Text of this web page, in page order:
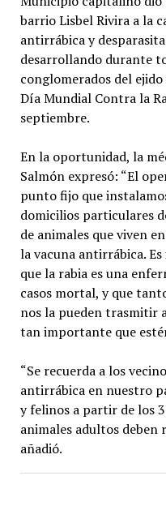
barrio Lisbel Rivira a la
antirrábica y
desarrollando durante
conglomerados del
Día Mundial Contra la
septiembre.
En la oportunidad, la
Salmón expresó: “El
punto fijo que
domicilios particulares
de animales que viven
la vacuna antirrábica.
que la rabia es una
casos mortal, y que
nos la pueden trasmitir
tan importante que
“‎‎Se recuerda a los
antirrábica en nuestro
y felinos a partir de los 3
animales adultos deben
añadió.